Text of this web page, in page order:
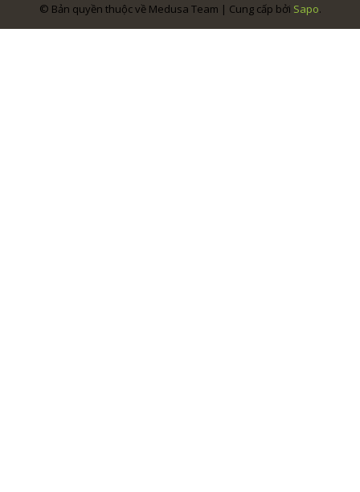
© Bản quyền thuộc về Medusa Team | Cung cấp bởi Sapo.